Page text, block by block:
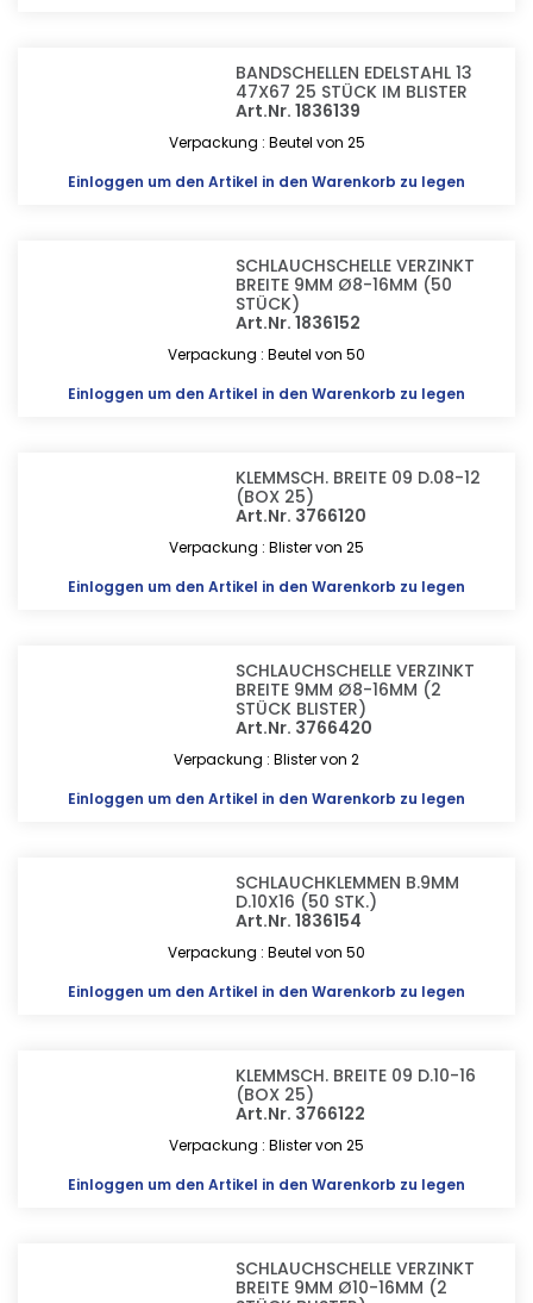
BANDSCHELLEN EDELSTAHL 13
47X67 25 STÜCK IM BLISTER
Art.Nr. 1836139
Verpackung : Beutel von 25
Einloggen um den Artikel in den Warenkorb zu legen
SCHLAUCHSCHELLE VERZINKT
BREITE 9MM Ø8-16MM (50
STÜCK)
Art.Nr. 1836152
Verpackung : Beutel von 50
Einloggen um den Artikel in den Warenkorb zu legen
KLEMMSCH. BREITE 09 D.08-12
(BOX 25)
Art.Nr. 3766120
Verpackung : Blister von 25
Einloggen um den Artikel in den Warenkorb zu legen
SCHLAUCHSCHELLE VERZINKT
BREITE 9MM Ø8-16MM (2
STÜCK BLISTER)
Art.Nr. 3766420
Verpackung : Blister von 2
Einloggen um den Artikel in den Warenkorb zu legen
SCHLAUCHKLEMMEN B.9MM
D.10X16 (50 STK.)
Art.Nr. 1836154
Verpackung : Beutel von 50
Einloggen um den Artikel in den Warenkorb zu legen
KLEMMSCH. BREITE 09 D.10-16
(BOX 25)
Art.Nr. 3766122
Verpackung : Blister von 25
Einloggen um den Artikel in den Warenkorb zu legen
SCHLAUCHSCHELLE VERZINKT
BREITE 9MM Ø10-16MM (2